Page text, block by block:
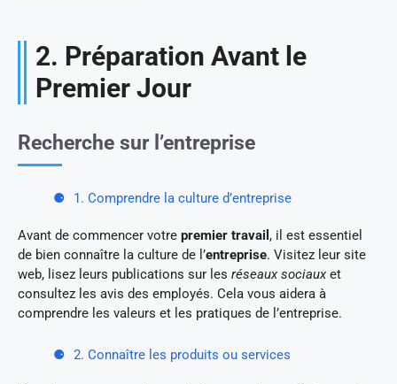
2. Préparation Avant le
Premier Jour
Recherche sur l’entreprise
1. Comprendre la culture d’entreprise
Avant de commencer votre premier travail , il est essentiel
de bien connaître la culture de l’entreprise. Visitez leur site
web, lisez leurs publications sur les réseaux sociauxet
consultez les avis des employés. Cela vous aidera à
comprendre les valeurs et les pratiques de l’entreprise.
2. Connaître les produits ou services